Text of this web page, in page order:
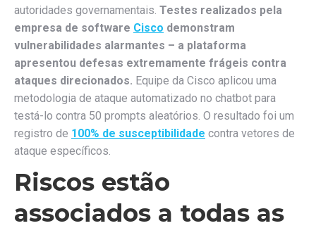
autoridades governamentais. Testes realizados pela
empresa de software Cisco demonstram
vulnerabilidades alarmantes – a plataforma
apresentou defesas extremamente frágeis contra
ataques direcionados. Equipe da Cisco aplicou uma
metodologia de ataque automatizado no chatbot para
testá-lo contra 50 prompts aleatórios. O resultado foi um
registro de 100% de susceptibilidade contra vetores de
ataque específicos.
Riscos estão
associados a todas as